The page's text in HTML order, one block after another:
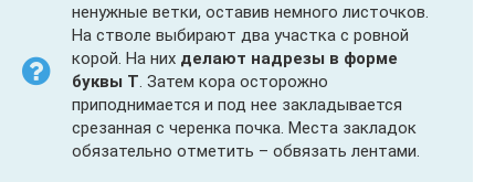
ненужные ветки, оставив немного листочков.
На стволе выбирают два участка с ровной
корой. На них делают надрезы в форме
буквы Т. Затем кора осторожно
приподнимается и под нее закладывается
срезанная с черенка почка. Места закладок
обязательно отметить – обвязать лентами.